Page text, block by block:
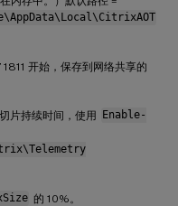
开始，保存到网络共享的
片持续时间，使用
Enable-
的 10%。